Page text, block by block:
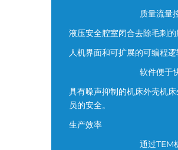
质量流量
液压安全腔室闭合去除毛刺
人机界面和可扩展的可编程
软件便于
具有噪声抑制的机床外壳机
员的安全。
生产效率
通过TEM